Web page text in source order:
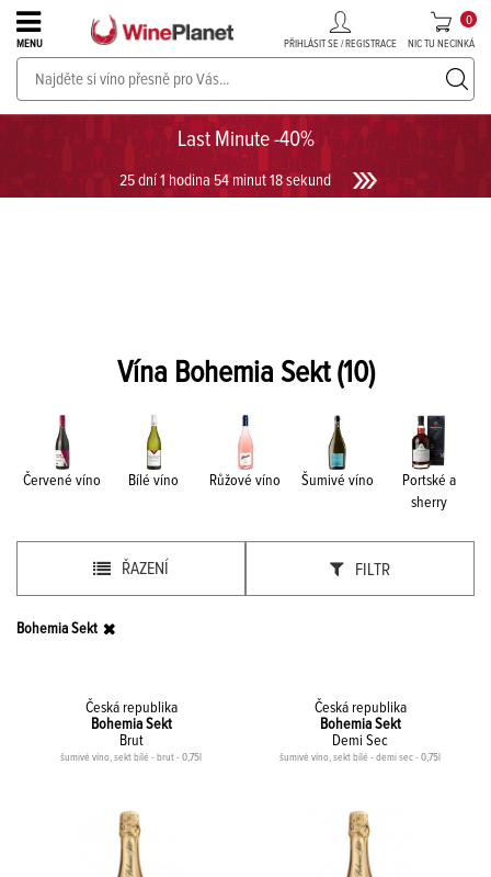
Last Minute -40%
25 dní 1 hodina 54 minut 18 sekund
MENU PŘIHLÁSIT SE / REGISTRACE NIC TU NECINKÁ
0
PROSECCO v akci až do -30%!UKÁZAT PROSECCO
Vína Bohemia Sekt(10)
Červené víno Bílé víno Růžové víno Šumivé víno
Portské a
sherry
ŘAZENÍ FILTR
Bohemia Sekt
Česká republika
Bohemia Sekt
Brut
šumivé víno, sekt bílé - brut - 0,75l
Česká republika
Bohemia Sekt
Demi Sec
šumivé víno, sekt bílé - demi sec - 0,75l